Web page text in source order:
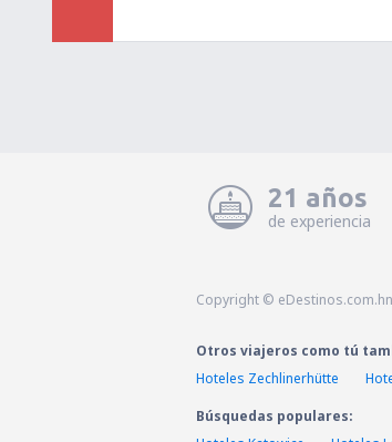
21 años
de experiencia
Copyright ©
Otros viajeros como tú
Hoteles Zechlinerhütte
Búsquedas populares: